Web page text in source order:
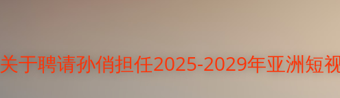
关于聘请孙俏担任2025-2029年亚洲短